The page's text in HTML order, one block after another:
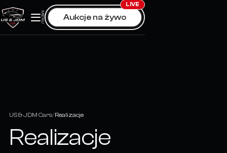
Skip
to
content
MENU Aukcje na żywo
LIVE
US & JDM Cars Realizacje
Realizacje